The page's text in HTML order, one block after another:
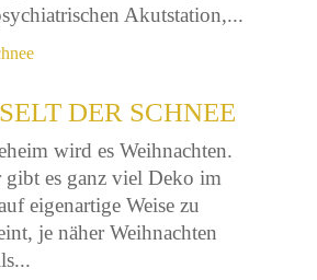
Akutstation,...
DER SCHNEE
wird es Weihnachten.
gibt es ganz viel Deko im
eigenartige Weise zu
je näher Weihnachten